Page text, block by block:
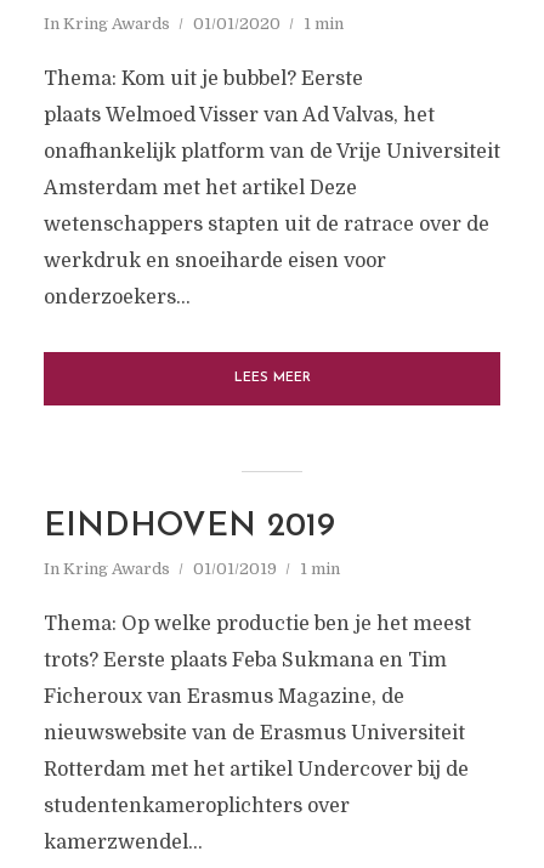
In Kring Awards 01/01/2020 1 min
Thema: Kom uit je bubbel? Eerste
plaats Welmoed Visser van Ad Valvas, het
onafhankelijk platform van de Vrije Universiteit
Amsterdam met het artikel Deze
wetenschappers stapten uit de ratrace over de
werkdruk en snoeiharde eisen voor
onderzoekers...
LEES MEER
EINDHOVEN 2019
In Kring Awards 01/01/2019 1 min
Thema: Op welke productie ben je het meest
trots? Eerste plaats Feba Sukmana en Tim
Ficheroux van Erasmus Magazine, de
nieuwswebsite van de Erasmus Universiteit
Rotterdam met het artikel Undercover bij de
studentenkameroplichters over
kamerzwendel...